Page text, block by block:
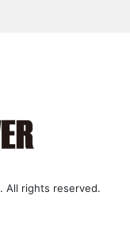
. All rights reserved.